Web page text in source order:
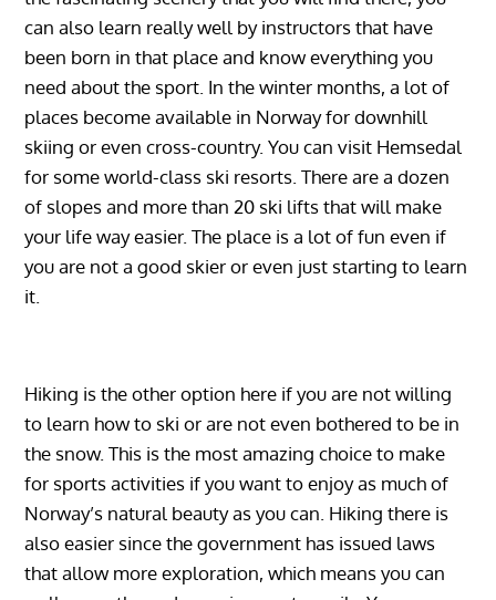
can also learn really well by instructors that have
been born in that place and know everything you
need about the sport. In the winter months, a lot of
places become available in Norway for downhill
skiing or even cross-country. You can visit Hemsedal
for some world-class ski resorts. There are a dozen
of slopes and more than 20 ski lifts that will make
your life way easier. The place is a lot of fun even if
you are not a good skier or even just starting to learn
it.
Hiking is the other option here if you are not willing
to learn how to ski or are not even bothered to be in
the snow. This is the most amazing choice to make
for sports activities if you want to enjoy as much of
Norway’s natural beauty as you can. Hiking there is
also easier since the government has issued laws
that allow more exploration, which means you can